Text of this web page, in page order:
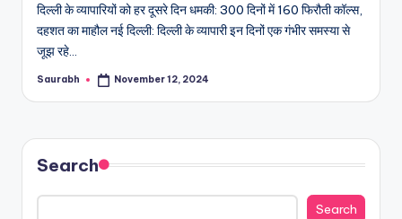
दिल्ली के व्यापारियों को हर दूसरे दिन धमकी: 300 दिनों में 160 फिरौती कॉल्स,
दहशत का माहौल नई दिल्ली: दिल्ली के व्यापारी इन दिनों एक गंभीर समस्या से
जूझ रहे…
Posted
Saurabh November 12, 2024
Search
Search